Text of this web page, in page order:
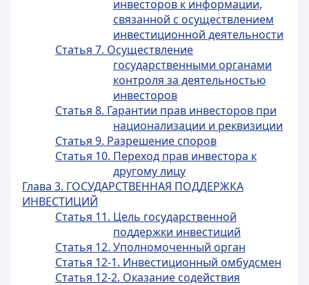
инвесторов к информации,
связанной с осуществлением
инвестиционной деятельности
Статья 7. Осуществление
государственными органами
контроля за деятельностью
инвесторов
Статья 8. Гарантии прав инвесторов при
национализации и реквизиции
Статья 9. Разрешение споров
Статья 10. Переход прав инвестора к
другому лицу
Глава 3. ГОСУДАРСТВЕННАЯ ПОДДЕРЖКА
ИНВЕСТИЦИЙ
Статья 11. Цель государственной
поддержки инвестиций
Статья 12. Уполномоченный орган
Статья 12-1. Инвестиционный омбудсмен
Статья 12-2. Оказание содействия